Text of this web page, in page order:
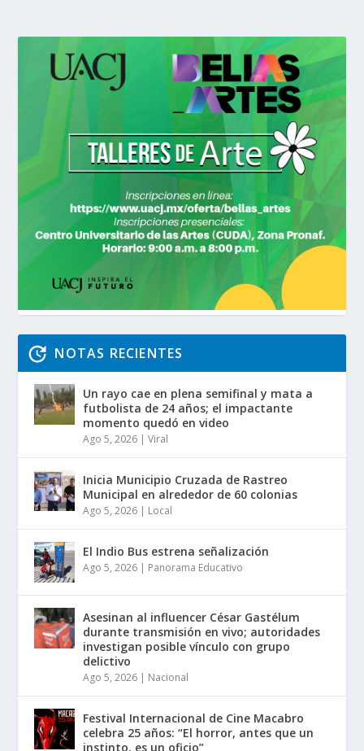
NOTAS RECIENTES
Un rayo cae en plena semifinal y mata a
futbolista de 24 años; el impactante
momento quedó en video
Ago 5, 2026 |Viral
Inicia Municipio Cruzada de Rastreo
Municipal en alrededor de 60 colonias
Ago 5, 2026 | Local
El Indio Bus estrena señalización
Ago 5, 2026 | Panorama Educativo
Asesinan al influencer César Gastélum
durante transmisión en vivo; autoridades
investigan posible vínculo con grupo
delictivo
Ago 5, 2026 | Nacional
Festival Internacional de Cine Macabro
celebra 25 años: “El horror, antes que un
instinto, es un oficio”